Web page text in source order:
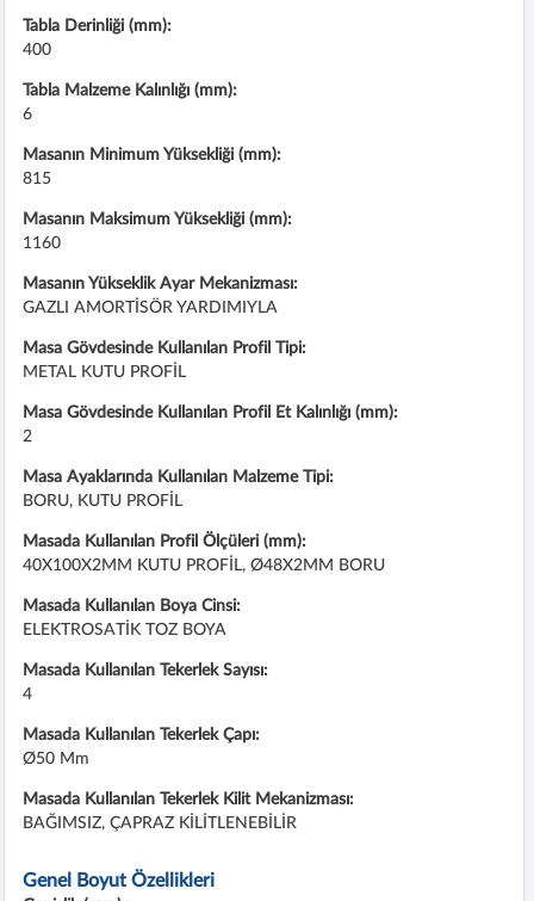
Tabla Derinliği (mm):
400
Tabla Malzeme Kalınlığı (mm):
6
Masanın Minimum Yüksekliği (mm):
815
Masanın Maksimum Yüksekliği (mm):
1160
Masanın Yükseklik Ayar Mekanizması:
GAZLI AMORTİSÖR YARDIMIYLA
Masa Gövdesinde Kullanılan Profil Tipi:
METAL KUTU PROFİL
Masa Gövdesinde Kullanılan Profil Et Kalınlığı (mm):
2
Masa Ayaklarında Kullanılan Malzeme Tipi:
BORU, KUTU PROFİL
Masada Kullanılan Profil Ölçüleri (mm):
40X100X2MM KUTU PROFİL, Ø48X2MM BORU
Masada Kullanılan Boya Cinsi:
ELEKTROSATİK TOZ BOYA
Masada Kullanılan Tekerlek Sayısı:
4
Masada Kullanılan Tekerlek Çapı:
Ø50 Mm
Masada Kullanılan Tekerlek Kilit Mekanizması:
BAĞIMSIZ, ÇAPRAZ KİLİTLENEBİLİR
Genel Boyut Özellikleri